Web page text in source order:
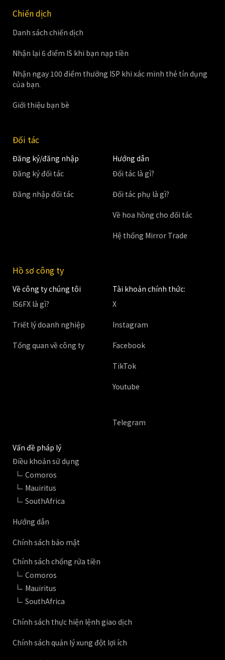
Chiến dịch
Danh sách chiến dịch
Nhận lại 6 điểm IS khi bạn nạp tiền
Nhận ngay 100 điểm thưởng ISP khi xác minh thẻ tín dụng
của bạn.
Giới thiệu bạn bè
Đối tác
Đăng ký/đăng nhập
Đăng ký đối tác
Đăng nhập đối tác
Hướng dẫn
Đối tác là gì?
Đối tác phụ là gì?
Về hoa hồng cho đối tác
Hệ thống Mirror Trade
Hồ sơ công ty
Về công ty chúng tôi
IS6FX là gì?
Triết lý doanh nghiệp
Tổng quan về công ty
Tài khoản chính thức:
X
Instagram
Facebook
TikTok
Youtube
Telegram
Vấn đề pháp lý
Điều khoản sử dụng
Comoros
Mauiritus
SouthAfrica
Hướng dẫn
Chính sách bảo mật
Chính sách chống rửa tiền
Comoros
Mauiritus
SouthAfrica
Chính sách thực hiện lệnh giao dịch
Chính sách quản lý xung đột lợi ích